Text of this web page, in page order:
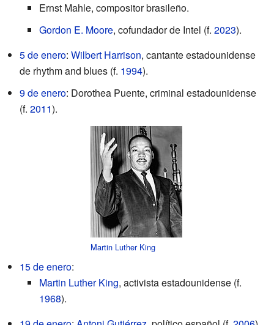
Ernst Mahle, compositor brasileño.
Gordon E. Moore, cofundador de Intel (f. 2023).
5 de enero: Wilbert Harrison, cantante estadounidense
de rhythm and blues (f. 1994).
9 de enero: Dorothea Puente, criminal estadounidense
(f. 2011).
Martin Luther King
15 de enero:
Martin Luther King, activista estadounidense (f.
1968).